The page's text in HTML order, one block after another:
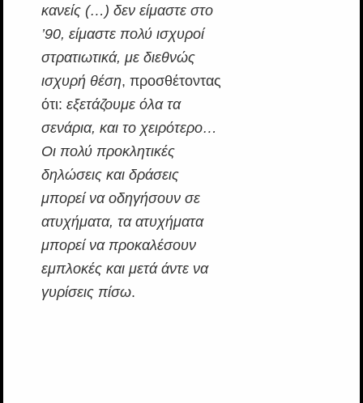
κανείς (…) δεν είμαστε στο
’90, είμαστε πολύ ισχυροί
στρατιωτικά, με διεθνώς
ισχυρή θέση, προσθέτοντας
ότι: εξετάζουμε όλα τα
σενάρια, και το χειρότερο…
Οι πολύ προκλητικές
δηλώσεις και δράσεις
μπορεί να οδηγήσουν σε
ατυχήματα, τα ατυχήματα
μπορεί να προκαλέσουν
εμπλοκές και μετά άντε να
γυρίσεις πίσω.